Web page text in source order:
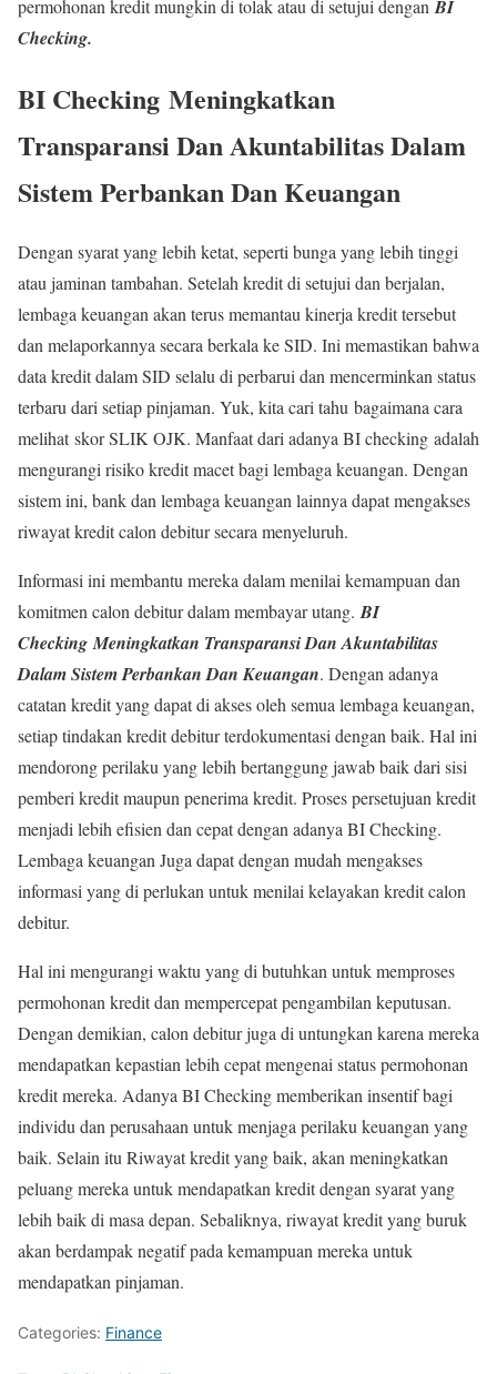
permohonan kredit mungkin di tolak atau di setujui dengan BI
Checking.
BI Checking Meningkatkan
Transparansi Dan Akuntabilitas Dalam
Sistem Perbankan Dan Keuangan
Dengan syarat yang lebih ketat, seperti bunga yang lebih tinggi
atau jaminan tambahan. Setelah kredit di setujui dan berjalan,
lembaga keuangan akan terus memantau kinerja kredit tersebut
dan melaporkannya secara berkala ke SID. Ini memastikan bahwa
data kredit dalam SID selalu di perbarui dan mencerminkan status
terbaru dari setiap pinjaman. Yuk, kita cari tahu bagaimana cara
melihat skor SLIK OJK. Manfaat dari adanya BI checking adalah
mengurangi risiko kredit macet bagi lembaga keuangan. Dengan
sistem ini, bank dan lembaga keuangan lainnya dapat mengakses
riwayat kredit calon debitur secara menyeluruh.
Informasi ini membantu mereka dalam menilai kemampuan dan
komitmen calon debitur dalam membayar utang.BI
Checking Meningkatkan Transparansi Dan Akuntabilitas
Dalam Sistem Perbankan Dan Keuangan. Dengan adanya
catatan kredit yang dapat di akses oleh semua lembaga keuangan,
setiap tindakan kredit debitur terdokumentasi dengan baik. Hal ini
mendorong perilaku yang lebih bertanggung jawab baik dari sisi
pemberi kredit maupun penerima kredit. Proses persetujuan kredit
menjadi lebih efisien dan cepat dengan adanya BI Checking.
Lembaga keuangan Juga dapat dengan mudah mengakses
informasi yang di perlukan untuk menilai kelayakan kredit calon
debitur.
Hal ini mengurangi waktu yang di butuhkan untuk memproses
permohonan kredit dan mempercepat pengambilan keputusan.
Dengan demikian, calon debitur juga di untungkan karena mereka
mendapatkan kepastian lebih cepat mengenai status permohonan
kredit mereka. Adanya BI Checking memberikan insentif bagi
individu dan perusahaan untuk menjaga perilaku keuangan yang
baik. Selain itu Riwayat kredit yang baik, akan meningkatkan
peluang mereka untuk mendapatkan kredit dengan syarat yang
lebih baik di masa depan. Sebaliknya, riwayat kredit yang buruk
akan berdampak negatif pada kemampuan mereka untuk
mendapatkan pinjaman.
Categories: Finance